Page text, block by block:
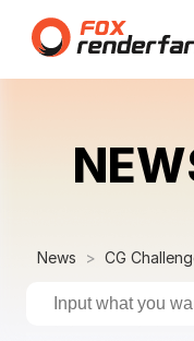
News CG